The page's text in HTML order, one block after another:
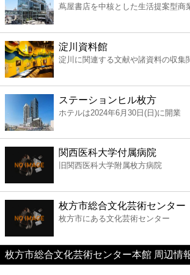
スーパー
エンタメ
レジャー
書店
ファミレス
ファーストフード
カフェ
ショッピング
蔦屋書店を中核とした生活提案型商
淀川資料館
淀川に関連する文献や諸資料の収集
ステーションヒル枚方
ホテルは2024年6月30日(日)に開業
関西医科大学付属病院
旧関西医科大学附属枚方病院
枚方市総合文化芸術センター
枚方市にある文化芸術センター
枚方市総合文化芸術センター本館 周辺情